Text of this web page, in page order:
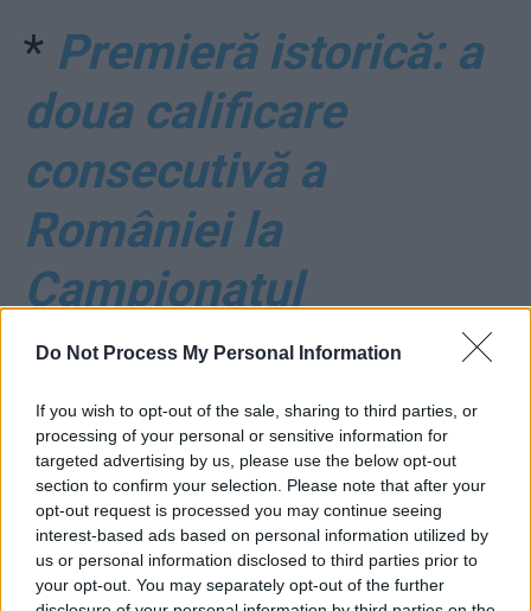
Do Not Process My Personal Information
If you wish to opt-out of the sale, sharing to third parties, or
processing of your personal or sensitive information for
targeted advertising by us, please use the below opt-out
section to confirm your selection. Please note that after your
opt-out request is processed you may continue seeing
interest-based ads based on personal information utilized by
us or personal information disclosed to third parties prior to
your opt-out. You may separately opt-out of the further
* Premieră istorică: a
doua calificare
consecutivă a
României la
Campionatul
European de fotbal-
tineret!
*CTP despre cum i-
am furat pe americani